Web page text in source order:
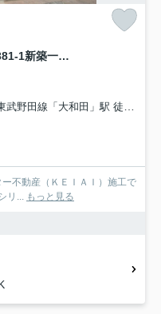
《仲介手数料無料》見沼区堀崎町381-1新築一戸建て‎KEIAI Grace
武野田線「大和田」駅 徒歩18分
不動産（ＫＥＩＡＩ）施工で
リ... もっと見る